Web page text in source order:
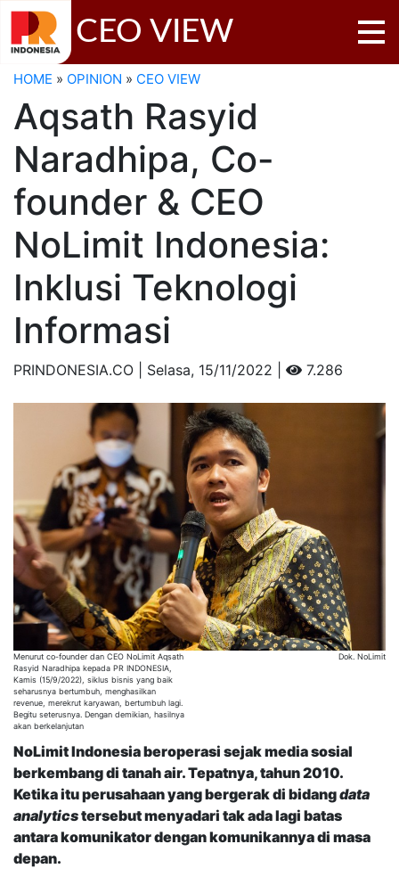
CEO VIEW
HOME » OPINION » CEO VIEW
Aqsath Rasyid
Naradhipa, Co-
founder & CEO
NoLimit Indonesia:
Inklusi Teknologi
Informasi
PRINDONESIA.CO | Selasa, 15/11/2022 | 7.286
Menurut co-founder dan CEO NoLimit Aqsath
Rasyid Naradhipa kepada PR INDONESIA,
Kamis (15/9/2022), siklus bisnis yang baik
seharusnya bertumbuh, menghasilkan
revenue, merekrut karyawan, bertumbuh lagi.
Begitu seterusnya. Dengan demikian, hasilnya
akan berkelanjutan
Dok. NoLimit
NoLimit Indonesia beroperasi sejak media sosial
berkembang di tanah air. Tepatnya, tahun 2010.
Ketika itu perusahaan yang bergerak di bidangdata
analyticstersebut menyadari tak ada lagi batas
antara komunikator dengan komunikannya di masa
depan.